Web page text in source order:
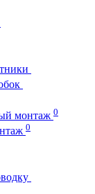
монтаж 0
0